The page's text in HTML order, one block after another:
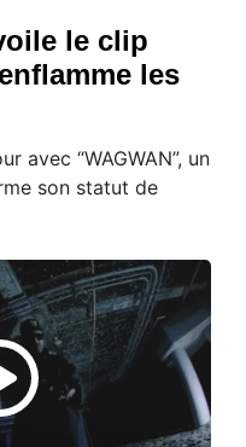
le clip
les
avec “WAGWAN”, un
son statut de